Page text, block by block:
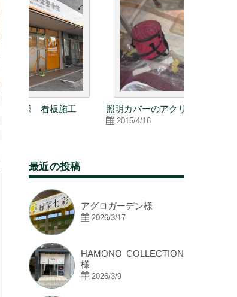
照明カバーのアクリル板
最近の投稿
アグロガーデン様
2026/3/17
HAMONO COLLECTION
様
2026/3/9